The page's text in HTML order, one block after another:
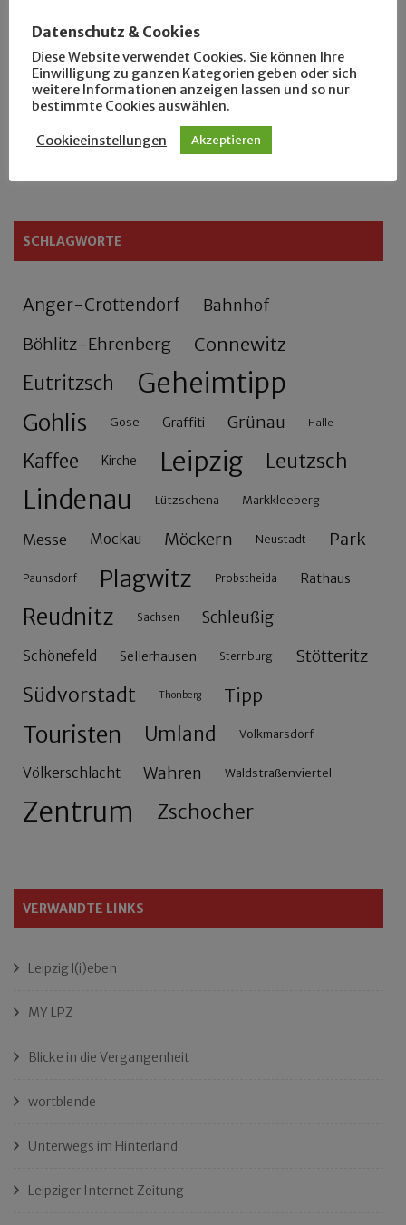
Rennfahrer in Schönefeld und Zschocher
Zu Fuß durch Anger-Crottendorf
Sammler- und Wanderfreund Hardy
SCHLAGWORTE
Anger-Crottendorf Bahnhof
Böhlitz-Ehrenberg Connewitz
Eutritzsch Geheimtipp
Gohlis Gose Graffiti Grünau Halle
Kaffee Kirche Leipzig Leutzsch
Lindenau Lützschena Markkleeberg
Messe Mockau Möckern Neustadt Park
Paunsdorf Plagwitz Probstheida Rathaus
Reudnitz Sachsen Schleußig
Schönefeld Sellerhausen Sternburg Stötteritz
Südvorstadt Thonberg Tipp
Touristen Umland Volkmarsdorf
Völkerschlacht Wahren Waldstraßenviertel
Zentrum Zschocher
VERWANDTE LINKS
Leipzig l(i)eben
MY LPZ
Blicke in die Vergangenheit
wortblende
Unterwegs im Hinterland
Leipziger Internet Zeitung
Datenschutz & Cookies
Diese Website verwendet Cookies. Sie können Ihre
Einwilligung zu ganzen Kategorien geben oder sich
weitere Informationen anzeigen lassen und so nur
bestimmte Cookies auswählen.
Cookieeinstellungen Akzeptieren